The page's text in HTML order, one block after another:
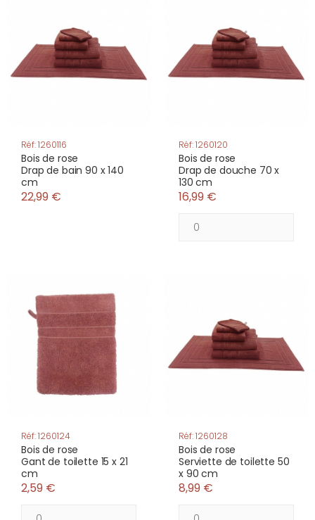
Réf: 1260116
Bois de rose
Drap de bain 90 x 140
cm
22,99 €
Réf: 1260120
Bois de rose
Drap de douche 70 x
130 cm
16,99 €
Réf: 1260124
Bois de rose
Gant de toilette 15 x 21
cm
2,59 €
Réf: 1260128
Bois de rose
Serviette de toilette 50
x 90 cm
8,99 €